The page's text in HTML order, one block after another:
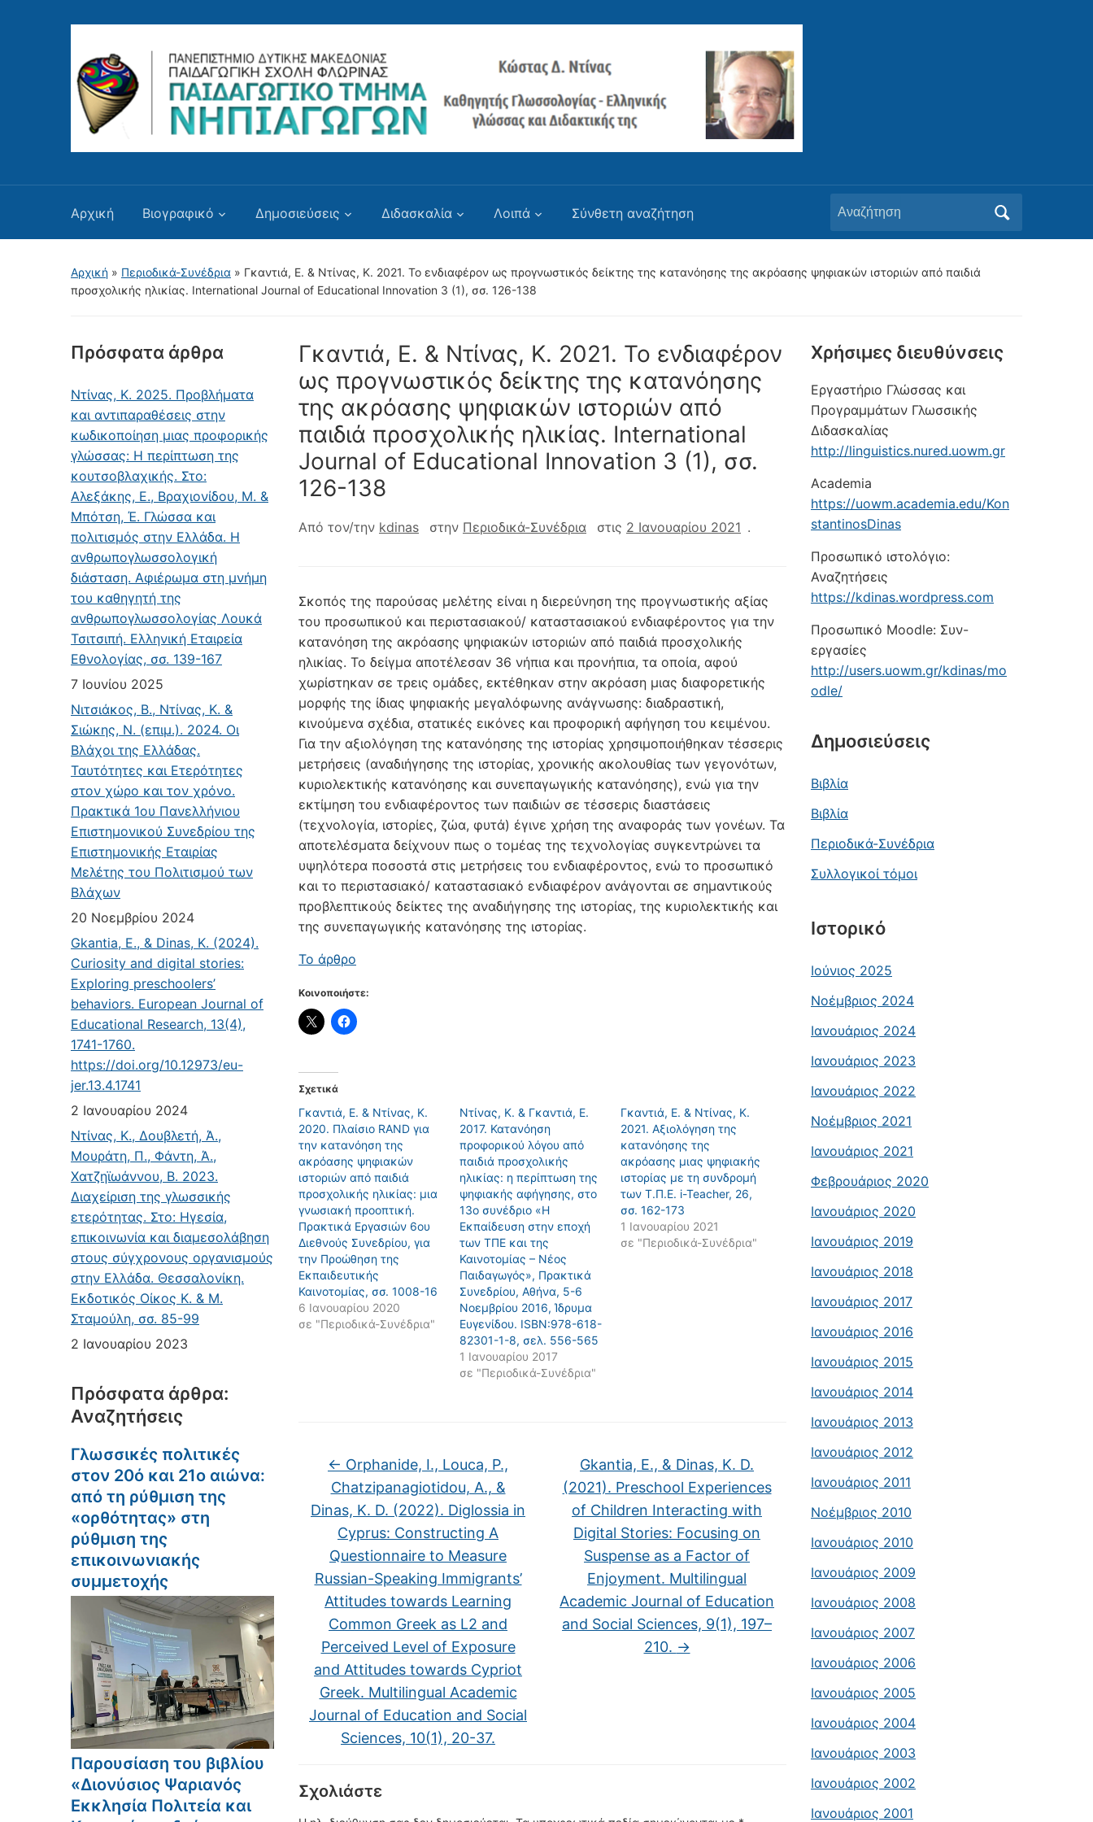
Αρχική Βιογραφικό Δημοσιεύσεις Διδασκαλία Λοιπά Σύνθετη αναζήτηση
Αναζήτηση
για:
Αρχική » Περιοδικά-Συνέδρια » Γκαντιά, Ε. & Ντίνας, Κ. 2021. Το ενδιαφέρον ως προγνωστικός δείκτης της κατανόησης της ακρόασης ψηφιακών ιστοριών από παιδιά
προσχολικής ηλικίας. International Journal of Educational Innovation 3 (1), σσ. 126-138
Πρόσφατα άρθρα
Ντίνας, Κ. 2025. Προβλήματα
και αντιπαραθέσεις στην
κωδικοποίηση μιας προφορικής
γλώσσας: Η περίπτωση της
κουτσοβλαχικής. Στο:
Αλεξάκης, Ε., Βραχιονίδου, Μ. &
Μπότση, Έ. Γλώσσα και
πολιτισμός στην Ελλάδα. Η
ανθρωπογλωσσολογική
διάσταση. Αφιέρωμα στη μνήμη
του καθηγητή της
ανθρωπογλωσσολογίας Λουκά
Τσιτσιπή. Ελληνική Εταιρεία
Εθνολογίας, σσ. 139-167
7 Ιουνίου 2025
Νιτσιάκος, Β., Ντίνας, Κ. &
Σιώκης, Ν. (επιμ.). 2024. Οι
Βλάχοι της Ελλάδας.
Ταυτότητες και Ετερότητες
στον χώρο και τον χρόνο.
Πρακτικά 1ου Πανελλήνιου
Επιστημονικού Συνεδρίου της
Επιστημονικής Εταιρίας
Μελέτης του Πολιτισμού των
Βλάχων
20 Νοεμβρίου 2024
Gkantia, E., & Dinas, K. (2024).
Curiosity and digital stories:
Exploring preschoolers’
behaviors. European Journal of
Educational Research, 13(4),
1741-1760.
https://doi.org/10.12973/eu-
jer.13.4.1741
2 Ιανουαρίου 2024
Ντίνας, Κ., Δουβλετή, Ά.,
Μουράτη, Π., Φάντη, Ά.,
Χατζηϊωάννου, Β. 2023.
Διαχείριση της γλωσσικής
ετερότητας. Στο: Ηγεσία,
επικοινωνία και διαμεσολάβηση
στους σύγχρονους οργανισμούς
στην Ελλάδα. Θεσσαλονίκη.
Εκδοτικός Οίκος Κ. & Μ.
Σταμούλη, σσ. 85-99
2 Ιανουαρίου 2023
Πρόσφατα άρθρα:
Αναζητήσεις
Γλωσσικές πολιτικές
στον 20ό και 21ο αιώνα:
από τη ρύθμιση της
«ορθότητας» στη
ρύθμιση της
επικοινωνιακής
συμμετοχής
Παρουσίαση του βιβλίου
«Διονύσιος Ψαριανός
Εκκλησία Πολιτεία και
Γκαντιά, Ε. & Ντίνας, Κ. 2021. Το ενδιαφέρον
ως προγνωστικός δείκτης της κατανόησης
της ακρόασης ψηφιακών ιστοριών από
παιδιά προσχολικής ηλικίας. International
Journal of Educational Innovation 3 (1), σσ.
126-138
Από τον/την kdinas στην Περιοδικά-Συνέδρια στις 2 Ιανουαρίου 2021 .
Σκοπός της παρούσας μελέτης είναι η διερεύνηση της προγνωστικής αξίας
του προσωπικού και περιστασιακού/ καταστασιακού ενδιαφέροντος για την
κατανόηση της ακρόασης ψηφιακών ιστοριών από παιδιά προσχολικής
ηλικίας. Το δείγμα αποτέλεσαν 36 νήπια και προνήπια, τα οποία, αφού
χωρίστηκαν σε τρεις ομάδες, εκτέθηκαν στην ακρόαση μιας διαφορετικής
μορφής της ίδιας ψηφιακής μεγαλόφωνης ανάγνωσης: διαδραστική,
κινούμενα σχέδια, στατικές εικόνες και προφορική αφήγηση του κειμένου.
Για την αξιολόγηση της κατανόησης της ιστορίας χρησιμοποιήθηκαν τέσσερις
μετρήσεις (αναδιήγησης της ιστορίας, χρονικής ακολουθίας των γεγονότων,
κυριολεκτικής κατανόησης και συνεπαγωγικής κατανόησης), ενώ για την
εκτίμηση του ενδιαφέροντος των παιδιών σε τέσσερις διαστάσεις
(τεχνολογία, ιστορίες, ζώα, φυτά) έγινε χρήση της αναφοράς των γονέων. Τα
αποτελέσματα δείχνουν πως ο τομέας της τεχνολογίας συγκεντρώνει τα
υψηλότερα ποσοστά στις μετρήσεις του ενδιαφέροντος, ενώ το προσωπικό
και το περιστασιακό/ καταστασιακό ενδιαφέρον ανάγονται σε σημαντικούς
προβλεπτικούς δείκτες της αναδιήγησης της ιστορίας, της κυριολεκτικής και
της συνεπαγωγικής κατανόησης της ιστορίας.
Το άρθρο
Κοινοποιήστε:
Σχετικά
Γκαντιά, Ε. & Ντίνας, Κ.
2020. Πλαίσιο RAND για
την κατανόηση της
ακρόασης ψηφιακών
ιστοριών από παιδιά
προσχολικής ηλικίας: μια
γνωσιακή προοπτική.
Πρακτικά Εργασιών 6ου
Διεθνούς Συνεδρίου, για
την Προώθηση της
Εκπαιδευτικής
Καινοτομίας, σσ. 1008-16
6 Ιανουαρίου 2020
σε "Περιοδικά-Συνέδρια"
Ντίνας, Κ. & Γκαντιά, Ε.
2017. Κατανόηση
προφορικού λόγου από
παιδιά προσχολικής
ηλικίας: η περίπτωση της
ψηφιακής αφήγησης, στο
13ο συνέδριο «Η
Εκπαίδευση στην εποχή
των ΤΠΕ και της
Καινοτομίας – Νέος
Παιδαγωγός», Πρακτικά
Συνεδρίου, Αθήνα, 5-6
Νοεμβρίου 2016, Ίδρυμα
Ευγενίδου. ISBN:978-618-
82301-1-8, σελ. 556-565
1 Ιανουαρίου 2017
σε "Περιοδικά-Συνέδρια"
Γκαντιά, Ε. & Ντίνας, Κ.
2021. Αξιολόγηση της
κατανόησης της
ακρόασης μιας ψηφιακής
ιστορίας με τη συνδρομή
των Τ.Π.Ε. i-Teacher, 26,
σσ. 162-173
1 Ιανουαρίου 2021
σε "Περιοδικά-Συνέδρια"
← Orphanide, I., Louca, P.,
Chatzipanagiotidou, A., &
Dinas, K. D. (2022). Diglossia in
Cyprus: Constructing A
Questionnaire to Measure
Russian-Speaking Immigrants’
Attitudes towards Learning
Common Greek as L2 and
Perceived Level of Exposure
and Attitudes towards Cypriot
Greek. Multilingual Academic
Journal of Education and Social
Sciences, 10(1), 20-37.
Gkantia, E., & Dinas, K. D.
(2021). Preschool Experiences
of Children Interacting with
Digital Stories: Focusing on
Suspense as a Factor of
Enjoyment. Multilingual
Academic Journal of Education
and Social Sciences, 9(1), 197–
210. →
Σχολιάστε
Xρήσιμες διευθύνσεις
Εργαστήριο Γλώσσας και
Προγραμμάτων Γλωσσικής
Διδασκαλίας
http://linguistics.nured.uowm.gr
Academia
https://uowm.academia.edu/Kon
stantinosDinas
Προσωπικό ιστολόγιο:
Αναζητήσεις
https://kdinas.wordpress.com
Προσωπικό Moodle: Συν-
εργασίες
http://users.uowm.gr/kdinas/mo
odle/
Δημοσιεύσεις
Βιβλία
Βιβλία
Περιοδικά-Συνέδρια
Συλλογικοί τόμοι
Ιστορικό
Ιούνιος 2025
Νοέμβριος 2024
Ιανουάριος 2024
Ιανουάριος 2023
Ιανουάριος 2022
Νοέμβριος 2021
Ιανουάριος 2021
Φεβρουάριος 2020
Ιανουάριος 2020
Ιανουάριος 2019
Ιανουάριος 2018
Ιανουάριος 2017
Ιανουάριος 2016
Ιανουάριος 2015
Ιανουάριος 2014
Ιανουάριος 2013
Ιανουάριος 2012
Ιανουάριος 2011
Νοέμβριος 2010
Ιανουάριος 2010
Ιανουάριος 2009
Ιανουάριος 2008
Ιανουάριος 2007
Ιανουάριος 2006
Ιανουάριος 2005
Ιανουάριος 2004
Ιανουάριος 2003
Ιανουάριος 2002
Ιανουάριος 2001